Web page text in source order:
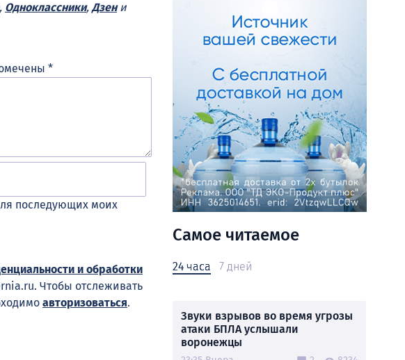
, Одноклассники, Дзени
*
последующих моих
и обработки
Чтобы отслеживать
авторизоваться.
Самое читаемое
24 часа 7 дней
Звуки взрывов во время угрозы
атаки БПЛА услышали
воронежцы